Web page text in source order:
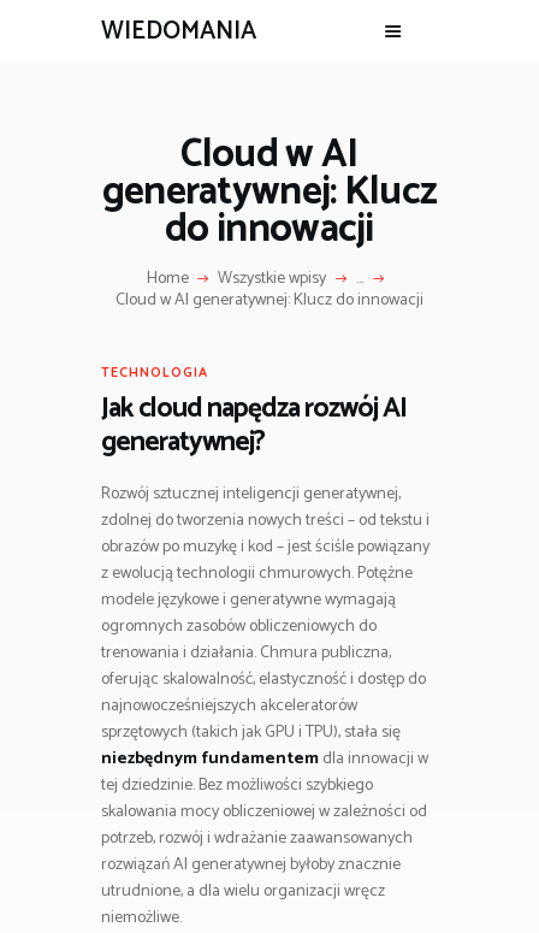
WIEDOMANIA
Cloud w AI
generatywnej: Klucz
do innowacji
Home Wszystkie wpisy ...
Cloud w AI generatywnej: Klucz do innowacji
TECHNOLOGIA
Jak cloud napędza rozwój AI
generatywnej?
Rozwój sztucznej inteligencji generatywnej,
zdolnej do tworzenia nowych treści – od tekstu i
obrazów po muzykę i kod – jest ściśle powiązany
z ewolucją technologii chmurowych. Potężne
modele językowe i generatywne wymagają
ogromnych zasobów obliczeniowych do
trenowania i działania. Chmura publiczna,
oferując skalowalność, elastyczność i dostęp do
najnowocześniejszych akceleratorów
sprzętowych (takich jak GPU i TPU), stała się
niezbędnym fundamentemdla innowacji w
tej dziedzinie. Bez możliwości szybkiego
skalowania mocy obliczeniowej w zależności od
potrzeb, rozwój i wdrażanie zaawansowanych
rozwiązań AI generatywnej byłoby znacznie
utrudnione, a dla wielu organizacji wręcz
niemożliwe.